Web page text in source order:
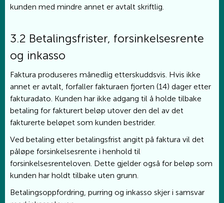
kunden med mindre annet er avtalt skriftlig.
3.2 Betalingsfrister, forsinkelsesrente
og inkasso
Faktura produseres månedlig etterskuddsvis. Hvis ikke
annet er avtalt, forfaller fakturaen fjorten (14) dager etter
fakturadato. Kunden har ikke adgang til å holde tilbake
betaling for fakturert beløp utover den del av det
fakturerte beløpet som kunden bestrider.
Ved betaling etter betalingsfrist angitt på faktura vil det
påløpe forsinkelsesrente i henhold til
forsinkelsesrenteloven. Dette gjelder også for beløp som
kunden har holdt tilbake uten grunn.
Betalingsoppfordring, purring og inkasso skjer i samsvar